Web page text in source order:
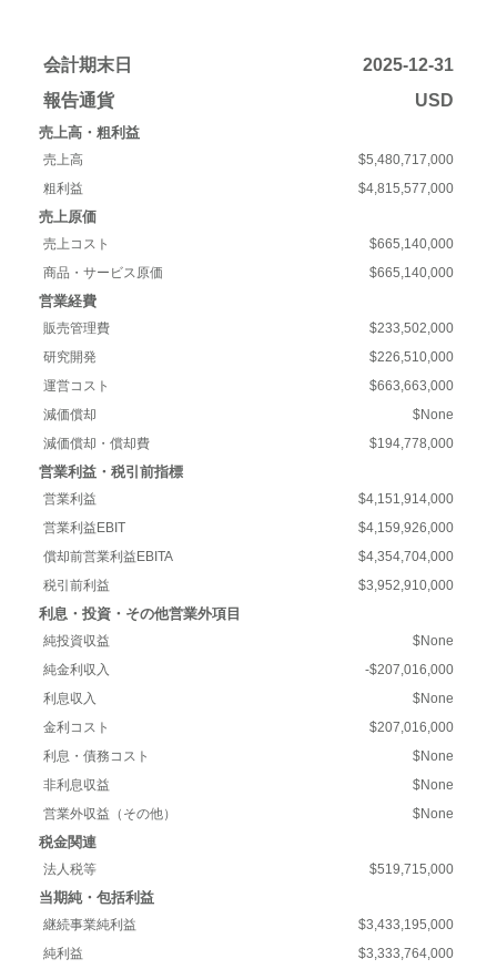
会計期末日
2025-12-31
報告通貨
USD
売上高・粗利益
売上高
$5,480,717,000
粗利益
$4,815,577,000
売上原価
売上コスト
$665,140,000
商品・サービス原価
$665,140,000
営業経費
販売管理費
$233,502,000
研究開発
$226,510,000
運営コスト
$663,663,000
減価償却
$None
減価償却・償却費
$194,778,000
営業利益・税引前指標
営業利益
$4,151,914,000
営業利益EBIT
$4,159,926,000
償却前営業利益EBITA
$4,354,704,000
税引前利益
$3,952,910,000
利息・投資・その他営業外項目
純投資収益
$None
純金利収入
-$207,016,000
利息収入
$None
金利コスト
$207,016,000
利息・債務コスト
$None
非利息収益
$None
営業外収益（その他）
$None
税金関連
法人税等 $519,715,000
当期純・包括利益
継続事業純利益
$3,433,195,000
純利益
$3,333,764,000